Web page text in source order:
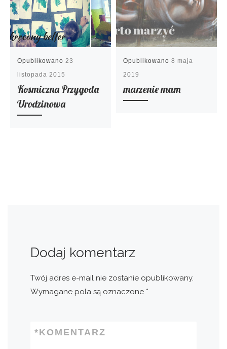
Opublikowano23
listopada 2015
Kosmiczna Przygoda
Urodzinowa
Opublikowano8 maja
2019
marzenie mam
Dodaj komentarz
Twój adres e-mail nie zostanie opublikowany.
Wymagane pola są oznaczone *
KOMENTARZ
*